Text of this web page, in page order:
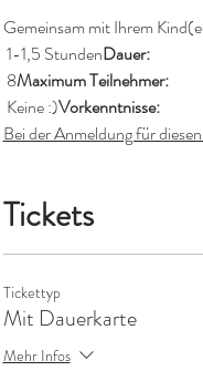
Gemeinsam mit Ihrem
1-1,5 StundenDauer:
8Maximum Teilnehmer:
Keine :)Vorkenntnisse:
Bei der Anmeldung für
Tickets
Tickettyp
Mit Dauerkarte
Mehr Infos